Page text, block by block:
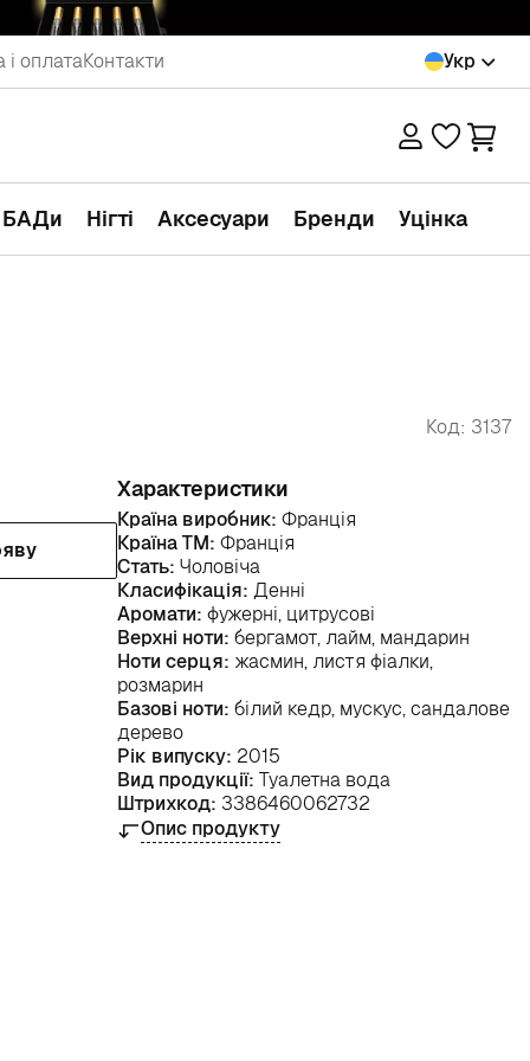
і оплатаКонтакти Укр
БАДи Нігті Аксесуари Бренди Уцінка
Код: 3137
Характеристики
Країна виробник: Франція
Країна ТМ: Франція
Стать: Чоловіча
Класифікація: Денні
Аромати: фужерні, цитрусові
Верхні ноти: бергамот, лайм, мандарин
Ноти серця: жасмин, листя фіалки,
розмарин
Базові ноти: білий кедр, мускус, сандалове
дерево
Рік випуску: 2015
Вид продукції: Туалетна вода
Штрихкод: 3386460062732
Опис продукту